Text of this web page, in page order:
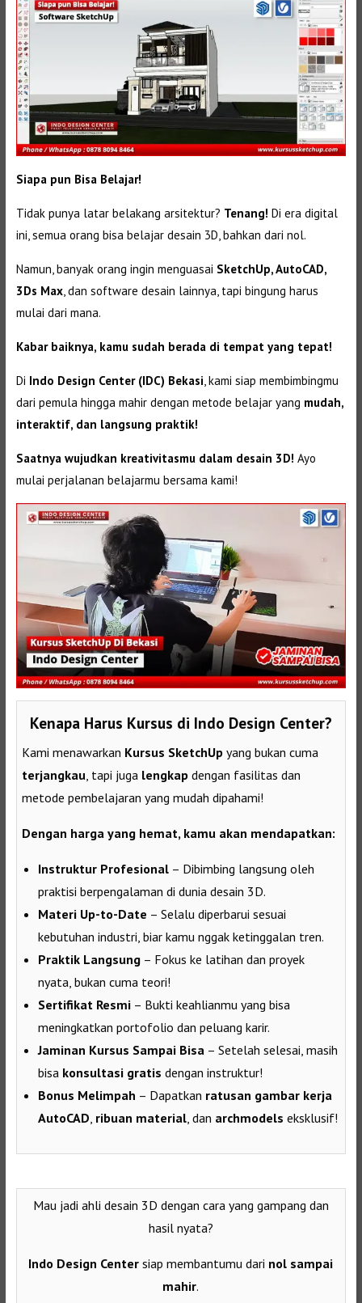
Siapa pun Bisa Belajar!
Tidak punya latar belakang arsitektur? Tenang! Di era digital
ini, semua orang bisa belajar desain 3D, bahkan dari nol.
Namun, banyak orang ingin menguasai SketchUp, AutoCAD,
3Ds Max, dan software desain lainnya, tapi bingung harus
mulai dari mana.
Kabar baiknya, kamu sudah berada di tempat yang tepat!
Di Indo Design Center (IDC) Bekasi , kami siap membimbingmu
dari pemula hingga mahir dengan metode belajar yang mudah,
interaktif, dan langsung praktik!
Saatnya wujudkan kreativitasmu dalam desain 3D! Ayo
mulai perjalanan belajarmu bersama kami!
Kenapa Harus Kursus di Indo Design Center?
Kami menawarkan Kursus SketchUpyang bukan cuma
terjangkau , tapi juga lengkap dengan fasilitas dan
metode pembelajaran yang mudah dipahami!
Dengan harga yang hemat, kamu akan mendapatkan:
Instruktur Profesional– Dibimbing langsung oleh
praktisi berpengalaman di dunia desain 3D.
Materi Up-to-Date – Selalu diperbarui sesuai
kebutuhan industri, biar kamu nggak ketinggalan tren.
Praktik Langsung– Fokus ke latihan dan proyek
nyata, bukan cuma teori!
Sertifikat Resmi– Bukti keahlianmu yang bisa
meningkatkan portofolio dan peluang karir.
Jaminan Kursus Sampai Bisa – Setelah selesai, masih
bisa konsultasi gratis dengan instruktur!
Bonus Melimpah – Dapatkan ratusan gambar kerja
AutoCAD ribuan material, dan archmodels eksklusif!
Mau jadi ahli desain 3D dengan cara yang gampang dan
hasil nyata?
Indo Design Center siap membantumu dari nol sampai
mahir.